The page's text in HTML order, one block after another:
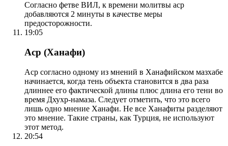
Согласно фетве ВИЛ, к времени молитвы аср
добавляются 2 минуты в качестве меры
предосторожности.
19:05
Аср (Ханафи)
Аср согласно одному из мнений в Ханафийском мазхабе
начинается, когда тень объекта становится в два раза
длиннее его фактической длины плюс длина его тени во
время Дхухр-намаза. Следует отметить, что это всего
лишь одно мнение Ханафи. Не все Ханафиты разделяют
это мнение. Такие страны, как Турция, не используют
этот метод.
20:54